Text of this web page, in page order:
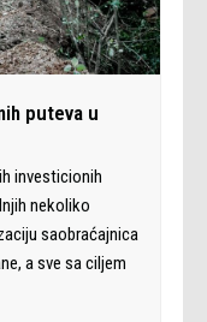
puteva u
investicionih
nekoliko
saobraćajnica
a sve sa ciljem